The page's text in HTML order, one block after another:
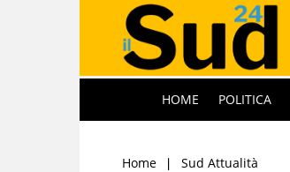
HOME POLITICA
Home Sud Attualità